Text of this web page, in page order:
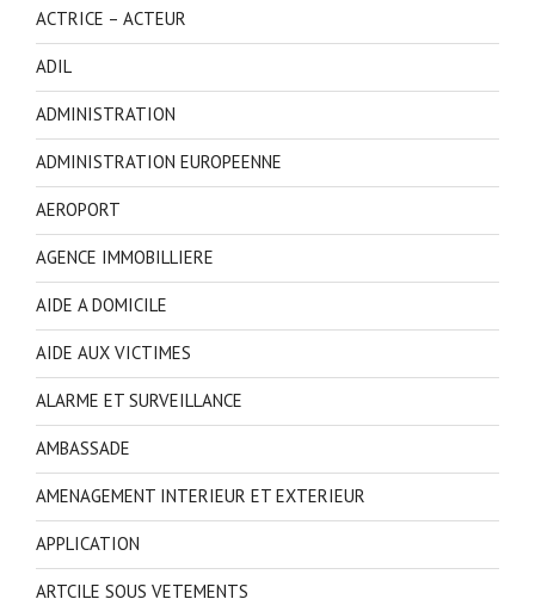
ACTRICE – ACTEUR
ADIL
ADMINISTRATION
ADMINISTRATION EUROPEENNE
AEROPORT
AGENCE IMMOBILLIERE
AIDE A DOMICILE
AIDE AUX VICTIMES
ALARME ET SURVEILLANCE
AMBASSADE
AMENAGEMENT INTERIEUR ET EXTERIEUR
APPLICATION
ARTCILE SOUS VETEMENTS